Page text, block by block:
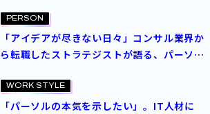
PERSON
「アイデアが尽きない日々」コンサル業界か
ら転職したストラテジストが語る、パーソル
WORK STYLE
「パーソルの本気を示したい」。IT人材に